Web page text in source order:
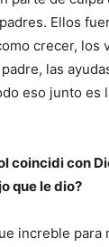
Ellos
crecer, los
las
eso junto es
coincidi con
que le dio?
increble para